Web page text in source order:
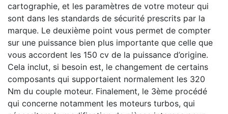
cartographie, et les paramètres de votre moteur qui
sont dans les standards de sécurité prescrits par la
marque. Le deuxième point vous permet de compter
sur une puissance bien plus importante que celle que
vous accordent les 150 cv de la puissance d’origine.
Cela inclut, si besoin est, le changement de certains
composants qui supportaient normalement les 320
Nm du couple moteur. Finalement, le 3ème procédé
qui concerne notamment les moteurs turbos, qui